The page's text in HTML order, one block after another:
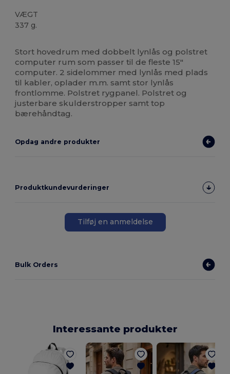
VÆGT
337 g.
Stort hovedrum med dobbelt lynlås og polstret
computer rum som passer til de fleste 15"
computer. 2 sidelommer med lynlås med plads
til kabler, oplader m.m. samt stor lynlås
frontlomme. Polstret rygpanel. Polstret og
justerbare skulderstropper samt top
bærehåndtag.
Opdag andre produkter
Produktkundevurderinger
Tilføj en anmeldelse
Bulk Orders
Interessante produkter